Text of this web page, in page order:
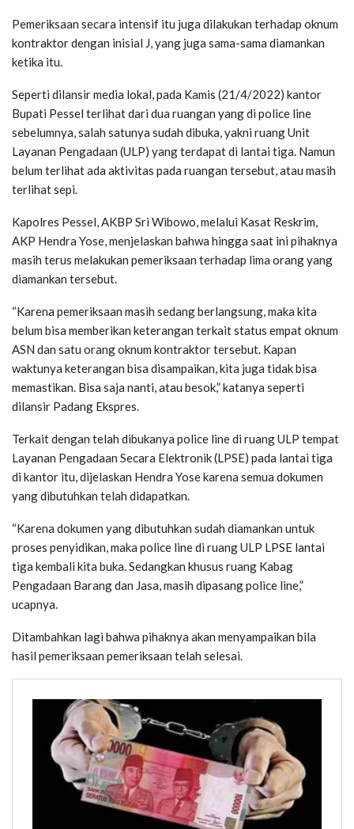
Pemeriksaan secara intensif itu juga dilakukan terhadap oknum
kontraktor dengan inisial J, yang juga sama-sama diamankan
ketika itu.
Seperti dilansir media lokal, pada Kamis (21/4/2022) kantor
Bupati Pessel terlihat dari dua ruangan yang di police line
sebelumnya, salah satunya sudah dibuka, yakni ruang Unit
Layanan Pengadaan (ULP) yang terdapat di lantai tiga. Namun
belum terlihat ada aktivitas pada ruangan tersebut, atau masih
terlihat sepi.
Kapolres Pessel, AKBP Sri Wibowo, melalui Kasat Reskrim,
AKP Hendra Yose, menjelaskan bahwa hingga saat ini pihaknya
masih terus melakukan pemeriksaan terhadap lima orang yang
diamankan tersebut.
“Karena pemeriksaan masih sedang berlangsung, maka kita
belum bisa memberikan keterangan terkait status empat oknum
ASN dan satu orang oknum kontraktor tersebut. Kapan
waktunya keterangan bisa disampaikan, kita juga tidak bisa
memastikan. Bisa saja nanti, atau besok,” katanya seperti
dilansir Padang Ekspres.
Terkait dengan telah dibukanya police line di ruang ULP tempat
Layanan Pengadaan Secara Elektronik (LPSE) pada lantai tiga
di kantor itu, dijelaskan Hendra Yose karena semua dokumen
yang dibutuhkan telah didapatkan.
“Karena dokumen yang dibutuhkan sudah diamankan untuk
proses penyidikan, maka police line di ruang ULP LPSE lantai
tiga kembali kita buka. Sedangkan khusus ruang Kabag
Pengadaan Barang dan Jasa, masih dipasang police line,”
ucapnya.
Ditambahkan lagi bahwa pihaknya akan menyampaikan bila
hasil pemeriksaan pemeriksaan telah selesai.